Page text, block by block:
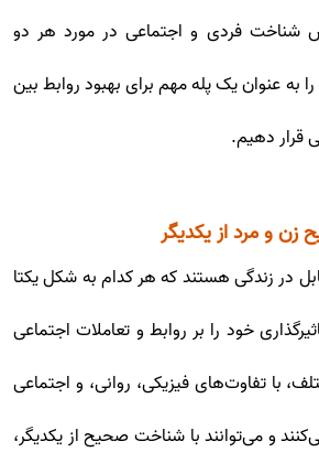
شناخت فردی و اجتماعی در مورد هر دو
به عنوان یک پله مهم برای بهبود روابط بین
قرار دهیم.
و مرد از یکدیگر
در زندگی هستند که هر کدام به شکل یکتا
خود را بر روابط و تعاملات اجتماعی
با تفاوت‌های فیزیکی، روانی، و اجتماعی
و می‌توانند با شناخت صحیح از یکدیگر،